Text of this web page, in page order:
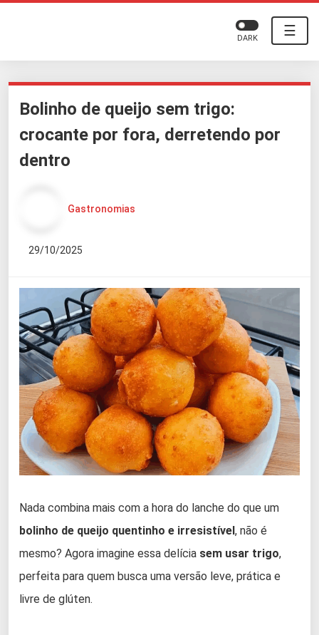
☰
DARK
Bolinho de queijo sem trigo:
crocante por fora, derretendo por
dentro
Gastronomias
29/10/2025
Nada combina mais com a hora do lanche do que um
bolinho de queijo quentinho e irresistível, não é
mesmo? Agora imagine essa delícia sem usar trigo,
perfeita para quem busca uma versão leve, prática e
livre de glúten.